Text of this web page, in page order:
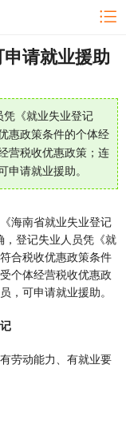
请就业援助
凭《就业失业登记
惠政策条件的个体经
营税收优惠政策；连
申请就业援助。
海南省就业失业登记
登记失业人员凭《就
合税收优惠政策条件
个体经营税收优惠政
，可申请就业援助。
劳动能力、有就业要